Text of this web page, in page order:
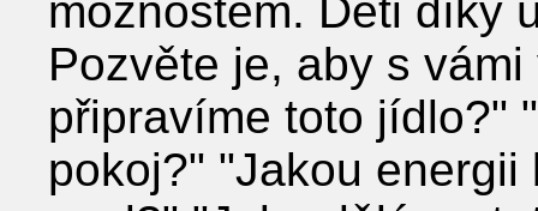
možnostem. Děti díky
Pozvěte je, aby s
připravíme toto jídlo?"
pokoj?" "Jakou